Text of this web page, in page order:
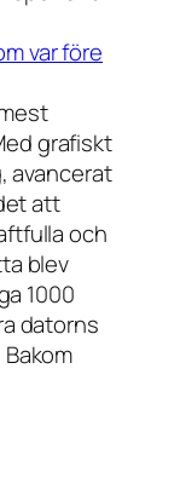
var före
grafiskt
avancerat
att
och
blev
1000
datorns